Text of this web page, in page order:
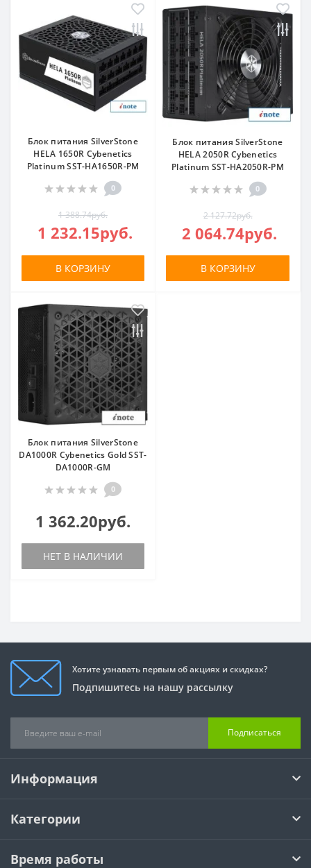
Блок питания SilverStone
HELA 1650R Cybenetics
Platinum SST-HA1650R-PM
0
1 388.74руб.
1 232.15руб.
В КОРЗИНУ
Блок питания SilverStone
HELA 2050R Cybenetics
Platinum SST-HA2050R-PM
0
2 127.72руб.
2 064.74руб.
В КОРЗИНУ
Блок питания SilverStone
DA1000R Cybenetics Gold SST-
DA1000R-GM
0
1 362.20руб.
НЕТ В НАЛИЧИИ
Хотите узнавать первым об акциях и скидках?
Подпишитесь на нашу рассылку
Подписаться
Информация
Категории
Время работы